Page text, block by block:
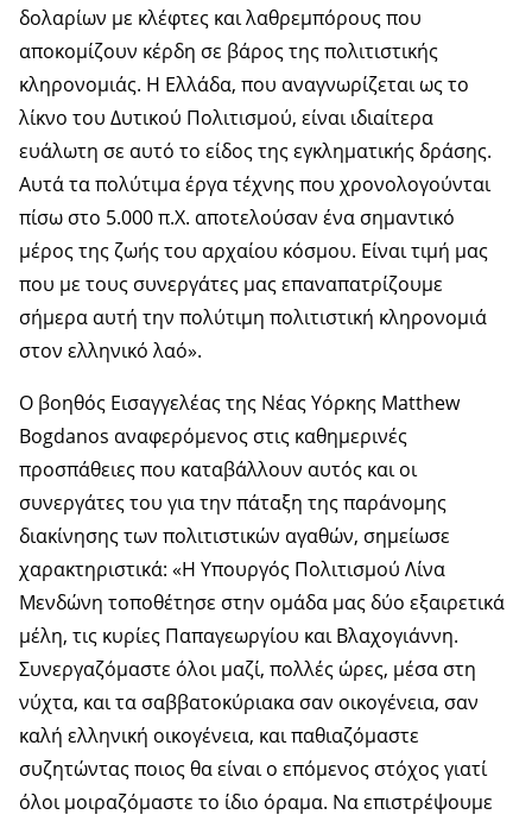
δολαρίων με κλέφτες και λαθρεμπόρους που
αποκομίζουν κέρδη σε βάρος της πολιτιστικής
κληρονομιάς. Η Ελλάδα, που αναγνωρίζεται ως το
λίκνο του Δυτικού Πολιτισμού, είναι ιδιαίτερα
ευάλωτη σε αυτό το είδος της εγκληματικής δράσης.
Αυτά τα πολύτιμα έργα τέχνης που χρονολογούνται
πίσω στο 5.000 π.Χ. αποτελούσαν ένα σημαντικό
μέρος της ζωής του αρχαίου κόσμου. Είναι τιμή μας
που με τους συνεργάτες μας επαναπατρίζουμε
σήμερα αυτή την πολύτιμη πολιτιστική κληρονομιά
στον ελληνικό λαό».
Ο βοηθός Εισαγγελέας της Νέας Υόρκης Matthew
Bogdanos αναφερόμενος στις καθημερινές
προσπάθειες που καταβάλλουν αυτός και οι
συνεργάτες του για την πάταξη της παράνομης
διακίνησης των πολιτιστικών αγαθών, σημείωσε
χαρακτηριστικά: «Η Υπουργός Πολιτισμού Λίνα
Μενδώνη τοποθέτησε στην ομάδα μας δύο εξαιρετικά
μέλη, τις κυρίες Παπαγεωργίου και Βλαχογιάννη.
Συνεργαζόμαστε όλοι μαζί, πολλές ώρες, μέσα στη
νύχτα, και τα σαββατοκύριακα σαν οικογένεια, σαν
καλή ελληνική οικογένεια, και παθιαζόμαστε
συζητώντας ποιος θα είναι ο επόμενος στόχος γιατί
όλοι μοιραζόμαστε το ίδιο όραμα. Να επιστρέψουμε